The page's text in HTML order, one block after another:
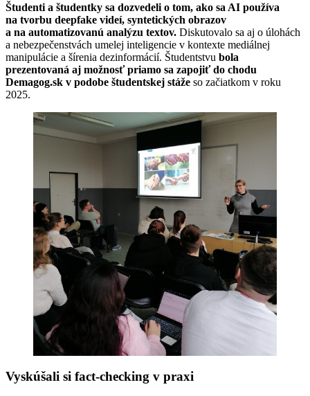
Študenti a študentky sa dozvedeli o tom, ako sa AI používa
na tvorbu deepfake videí, syntetických obrazov
a na automatizovanú analýzu textov. Diskutovalo sa aj o úlohách
a nebezpečenstvách umelej inteligencie v kontexte mediálnej
manipulácie a šírenia dezinformácií. Študentstvu bola
prezentovaná aj možnosť priamo sa zapojiť do chodu
Demagog.sk v podobe študentskej stáže so začiatkom v roku
2025.
Vyskúšali si fact-checking v praxi